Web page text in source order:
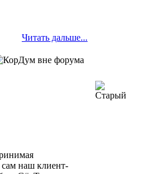
Читать дальше...
сам наш клиент-